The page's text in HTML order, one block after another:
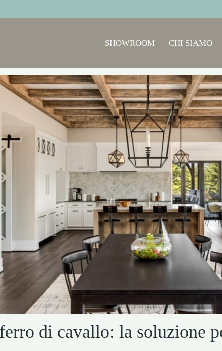
SHOWROOM CHI SIAMO
di cavallo: la soluzione